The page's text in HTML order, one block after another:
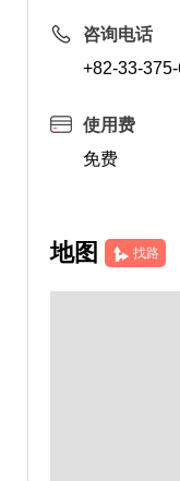
咨询电话
+82-33-
使用费
免费
地图 找路